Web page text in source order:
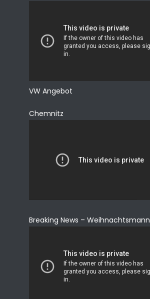
VW Angebot
Chemnitz
Breaking News – Weihnachtsmann